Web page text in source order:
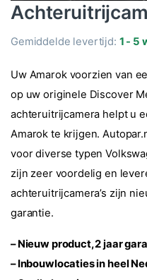
Gemiddelde levertijd: 1 - 5
Uw Amarok voorzien van
op uw originele Discover
achteruitrijcamera helpt u
Amarok te krijgen.
voor diverse typen
zijn zeer voordelig en
achteruitrijcamera’s zijn
garantie.
– Nieuw product, 2 jaar
– Inbouwlocaties in heel